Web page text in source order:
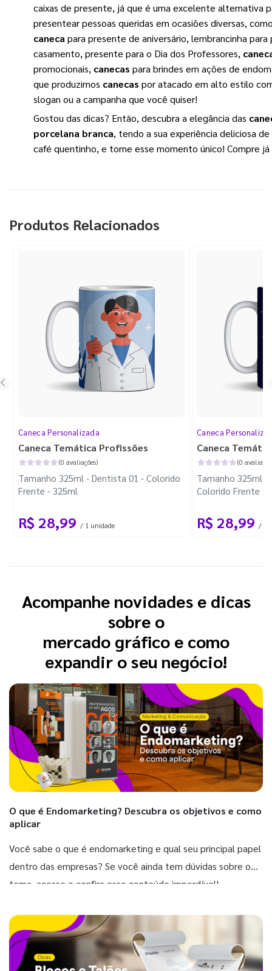
caixas de presente, já que é uma excelente alternativa
presentear pessoas queridas em ocasiões diversas,
canecapara presente de aniversário, lembrancinha para
casamento, presente para o Dia dos Professores,
promocionais, canecas para brindes em ações de
que produzimos canecas por atacado em alto estilo
slogan ou a campanha que você quiser!
Gostou das dicas? Então, descubra a elegância das
porcelana branca, tendo a sua experiência deliciosa
café quentinho, e torne esse momento único! Compre já
Produtos Relacionados
Caneca Personalizada
Caneca Temática Profissões
(0 avaliações)
Tamanho 325ml - Dentista 01 - Colorido
Frente - 325ml
R$ 28,99 / 1 unidade
Caneca
Caneca
(0
Tamanho 325ml -
Colorido Frente -
R$ 28,99 / 1
Acompanhe novidades e dicas
sobre o
mercado gráfico e como
expandir o seu negócio!
O que é Endomarketing? Descubra os objetivos e como
aplicar
Você sabe o que é endomarketing e qual seu principal papel
dentro das empresas? Se você ainda tem dúvidas sobre o
tema, acesse e confira esse conteúdo imperdível!